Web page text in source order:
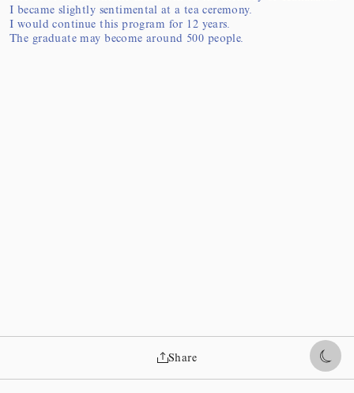
I became slightly sentimental at a tea ceremony.
I would continue this program for 12 years.
The graduate may become around 500 people.
Share